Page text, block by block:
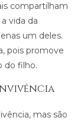
compartilham
vida da
um deles.
pois promove
do filho.
mas são